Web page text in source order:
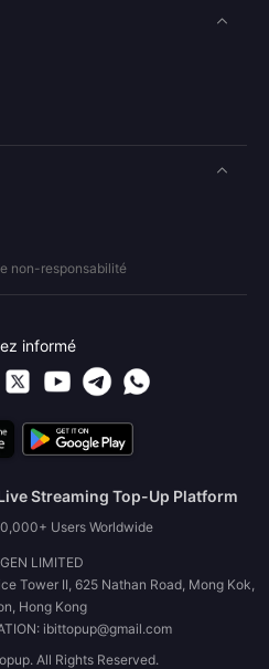
non-responsabilité
informé
Streaming Top-Up Platform
Users Worldwide
LIMITED
Tower II, 625 Nathan Road, Mong Kok,
Hong Kong
ibittopup@gmail.com
All Rights Reserved.